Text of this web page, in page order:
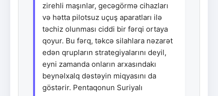
zirehli maşınlar, gecəgörmə cihazları
və hətta pilotsuz uçuş aparatları ilə
təchiz olunması ciddi bir fərqi ortaya
qoyur. Bu fərq, təkcə silahlara nəzarət
edən qrupların strategiyalarını deyil,
eyni zamanda onların arxasındakı
beynəlxalq dəstəyin miqyasını da
göstərir. Pentaqonun Suriyalı